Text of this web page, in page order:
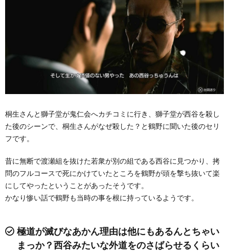
桐生さんと獅子堂が鬼仁会へカチコミに行き、獅子堂が西谷を殺し
た後のシーンで、桐生さんがなぜ殺した？と鶴野に聞いた後のセリ
フです。
昔に無断で渡瀬組を抜けた若衆が別の組である西谷に見つかり、拷
問のフルコースで死にかけていたところを鶴野が頭を撃ち抜いて楽
にしてやったということがあったそうです。
かなり惨い話で鶴野も当時の事を根に持っているようです。
極道が滅びなあかん理由は他にもあるんとちゃい
まっか？西谷みたいな外道をのさばらせるくらい